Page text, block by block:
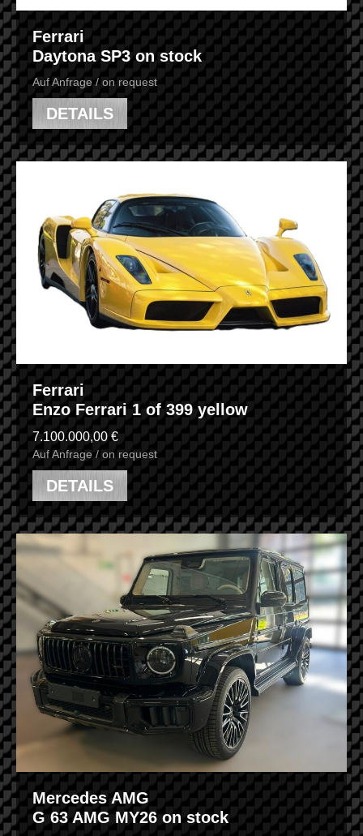
Ferrari
Daytona SP3 on stock
Auf Anfrage / on request
DETAILS
Ferrari
Enzo Ferrari 1 of 399 yellow
7.100.000,00 €
Auf Anfrage / on request
DETAILS
Mercedes AMG
G 63 AMG MY26 on stock